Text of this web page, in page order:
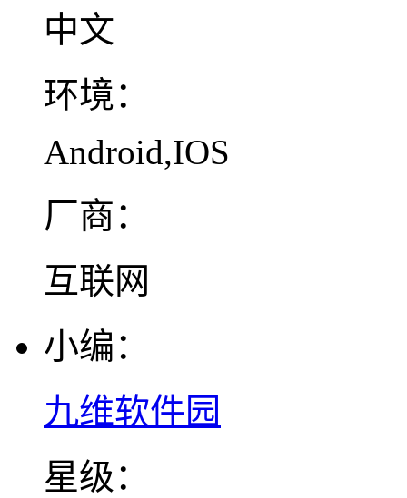
中文
环境：
Android,IOS
厂商：
互联网
小编：
九维软件园
星级：